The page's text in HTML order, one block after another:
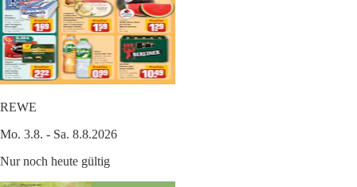
REWE
Mo. 3.8. - Sa. 8.8.2026
Nur noch heute gültig